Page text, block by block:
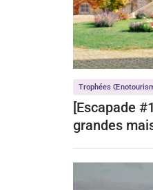
Trophées
[Escapade
grandes